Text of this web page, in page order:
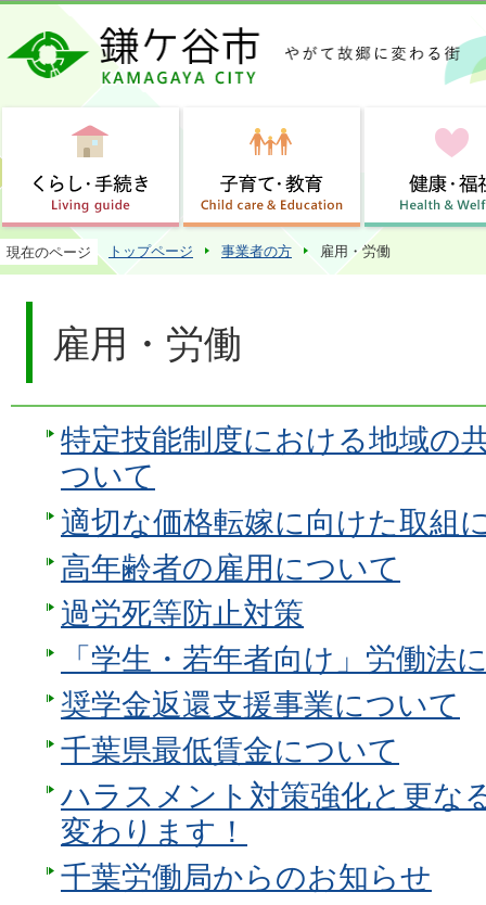
この
現在のページ トップページ 事業者の方 雇用・労働
雇用・労働
特定技能制度における地域の
ついて
適切な価格転嫁に向けた取組
高年齢者の雇用について
過労死等防止対策
「学生・若年者向け」労働法
奨学金返還支援事業について
千葉県最低賃金について
ハラスメント対策強化と更な
変わります！
千葉労働局からのお知らせ